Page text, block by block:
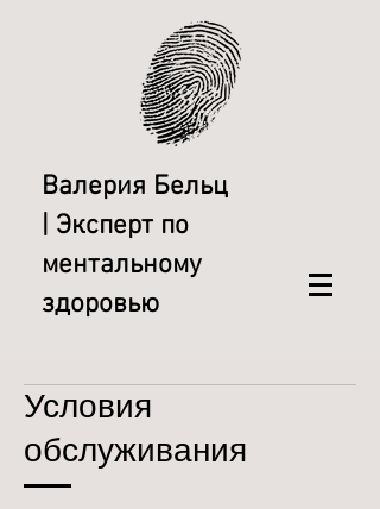
Валерия Бельц
| Эксперт по
ментальному
здоровью
Условия
обслуживания